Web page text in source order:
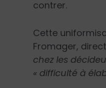
contrer.
Cette
Fromager,
chez les
« difficulté à